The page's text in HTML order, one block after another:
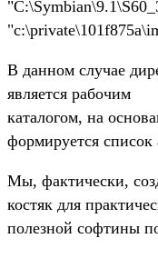
В данном случае
является рабочим
каталогом, на
формируется список
Мы, фактически,
костяк для
полезной софтины